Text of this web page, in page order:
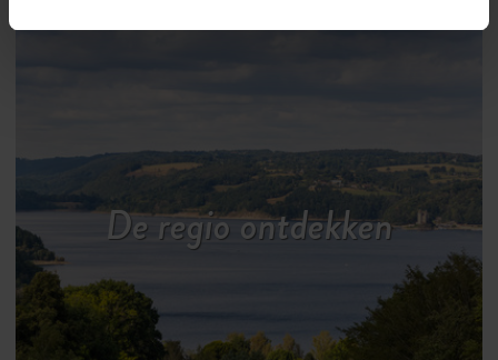
De regio ontdekken